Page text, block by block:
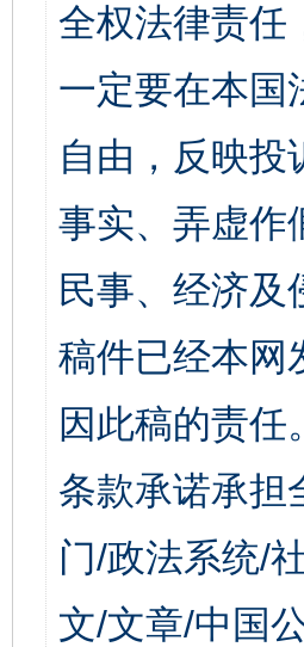
全权法律责任
一定要在本国
自由，反映
事实、弄虚作
民事、经济
稿件已经本网
因此稿的责
条款承诺承担
门/政法系统/
文/文章/中国